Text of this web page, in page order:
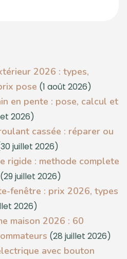
2026 : types,
pose (1 août 2026)
en pente : pose, calcul et
2026)
cassée : réparer ou
juillet 2026)
rigide : methode complete
(29 juillet 2026)
fenêtre : prix 2026, types
2026)
maison 2026 : 60
(28 juillet 2026)
avec bouton